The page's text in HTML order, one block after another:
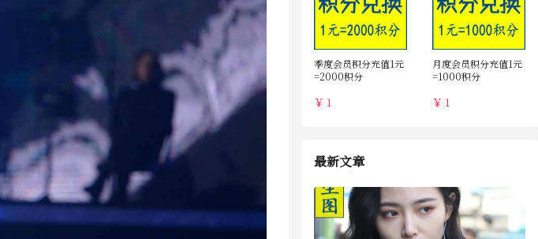
季度会员积分充值1元
=2000积分
￥ 1
月度会员积分充值1元
=1000积分
￥ 1
最新文章